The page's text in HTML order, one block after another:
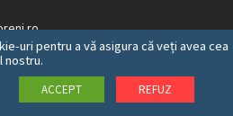
uri pentru a vă asigura că veți avea cea
nostru.
ACCEPT REFUZ